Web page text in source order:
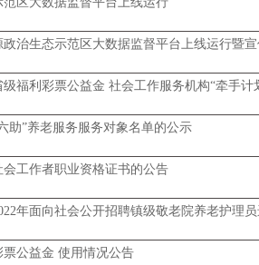
治生态示范区大数据监督平台上线运行暨
级福利彩票公益金 社会工作服务机构“牵手计
助”养老服务服务对象名单的公示
会工作者职业资格证书的公告
年面向社会公开招聘镇级敬老院养老护理
票公益金 使用情况公告